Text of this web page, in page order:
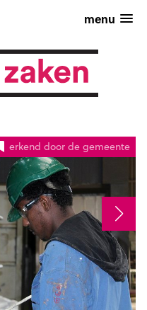
menu
erkend door de gemeente